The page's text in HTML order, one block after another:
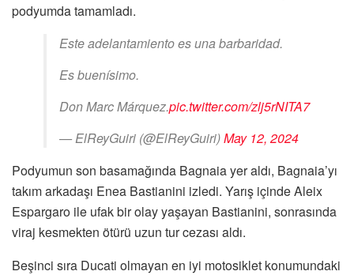
podyumda tamamladı.
Este adelantamiento es una barbaridad.
Es buenísimo.
Don Marc Márquez.pic.twitter.com/zlj5rNITA7
— ElReyGuiri (@ElReyGuiri)May 12, 2024
Podyumun son basamağında Bagnaia yer aldı, Bagnaia’yı
takım arkadaşı Enea Bastianini izledi. Yarış içinde Aleix
Espargaro ile ufak bir olay yaşayan Bastianini, sonrasında
viraj kesmekten ötürü uzun tur cezası aldı.
Beşinci sıra Ducati olmayan en iyi motosiklet konumundaki